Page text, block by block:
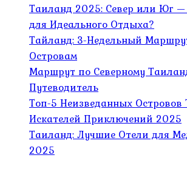
Таиланд 2025: Север или Юг
для Идеального Отдыха?
Тайланд: 3-Недельный
Островам
Маршрут по Северному
Путеводитель
Топ-5 Неизведанных
Искателей Приключений 2025
Таиланд: Лучшие Отели для
2025